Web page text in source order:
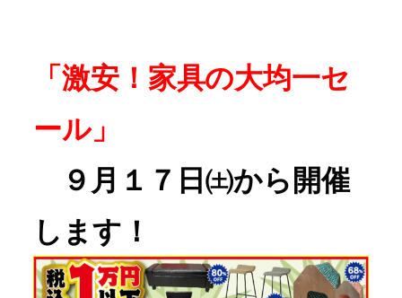
「激安！家具の大均一セ
ール」
９月１７日㈯から開催
します！